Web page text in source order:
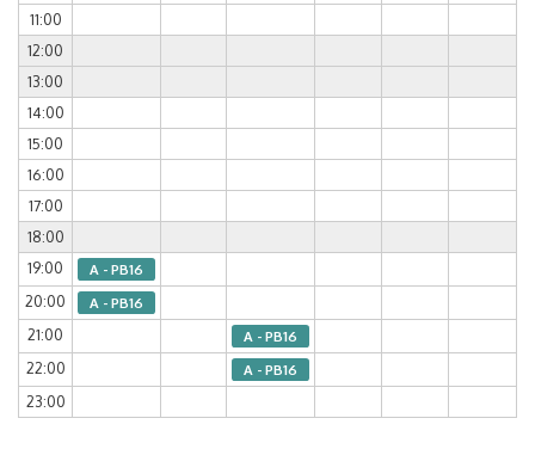
11:00
12:00
13:00
14:00
15:00
16:00
17:00
18:00
19:00
A - PB16
20:00 A - PB16
21:00 A - PB16
22:00 A - PB16
23:00